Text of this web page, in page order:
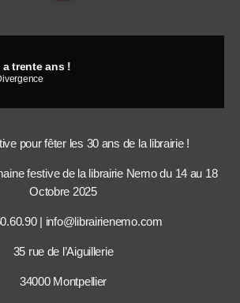
a trente ans !
pour fêter les 30 ans de la librairie !
festive de la librairie Nemo du 14 au 18
Octobre 2025
| info@librairienemo.com
35 rue de l’Aiguillerie
34000 Montpellier